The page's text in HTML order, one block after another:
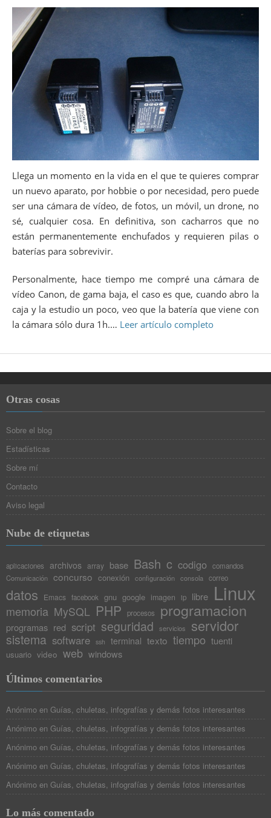
Llega un momento en la vida en el que te quieres comprar
un nuevo aparato, por hobbie o por necesidad, pero puede
ser una cámara de vídeo, de fotos, un móvil, un drone, no
sé, cualquier cosa. En definitiva, son cacharros que no
están permanentemente enchufados y requieren pilas o
baterías para sobrevivir.
Personalmente, hace tiempo me compré una cámara de
vídeo Canon, de gama baja, el caso es que, cuando abro la
caja y la estudio un poco, veo que la batería que viene con
la cámara sólo dura 1h.… Leer artículo completo
Otras cosas
Sobre el blog
Estadísticas
Sobre mí
Contacto
Aviso legal
Nube de etiquetas
aplicaciones archivos array base Bash c codigo
comandos
Comunicación concurso conexión configuración consola correo
datos Emacs facebook gnu google imagen ip libre Linux
memoria MySQL PHP procesos programacion
programas red script seguridad servicios servidor
sistema software ssh terminal texto tiempo tuenti
usuario video web windows
Últimos comentarios
Anónimo en Guías, chuletas, infografías y demás fotos interesantes
Anónimo en Guías, chuletas, infografías y demás fotos interesantes
Anónimo en Guías, chuletas, infografías y demás fotos interesantes
Anónimo en Guías, chuletas, infografías y demás fotos interesantes
Anónimo en Guías, chuletas, infografías y demás fotos interesantes
Lo más comentado